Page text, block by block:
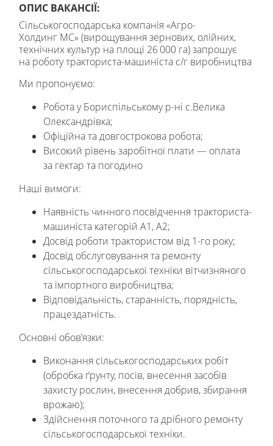
ОПИС ВАКАНСІЇ:
Сільськогосподарська компанія «Агро-
Холдинг МС» (вирощування зернових, олійних,
технічних культур на площі 26 000 га) запрошує
на роботу тракториста-машиніста c/г виробництва
Ми пропонуємо:
Робота у Бориспільському р-ні c.Велика
Олександрівка;
Офіційна та довгострокова робота;
Високий рівень заробітної плати — оплата
за гектар та погодино
Наші вимоги:
Наявність чинного посвідчення тракториста-
машиніста категорій А1, А2;
Досвід роботи трактористом від 1-го року;
Досвід обслуговування та ремонту
сільськогосподарської техніки вітчизняного
та імпортного виробництва;
Відповідальність, старанність, порядність,
працездатність.
Основні обов’язки:
Виконання сільськогосподарських робіт
(обробка ґрунту, посів, внесення засобів
захисту рослин, внесення добрив, збирання
врожаю);
Здійснення поточного та дрібного ремонту
сільськогосподарської техніки.